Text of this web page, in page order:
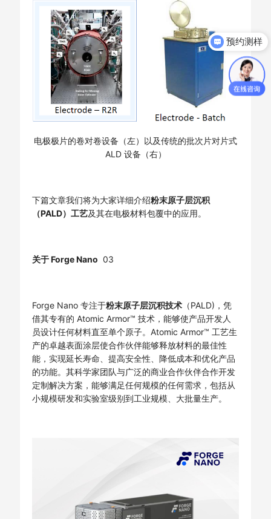
电极极片的卷对卷设备（左）以及传统的批次片对片式
ALD 设备（右）
下篇文章我们将为大家详细介绍粉末原子层沉积
（PALD）工艺及其在电极材料包覆中的应用。
关于 Forge Nano 03
Forge Nano 专注于粉末原子层沉积技术（PALD)，凭
借其专有的 Atomic Armor™ 技术，能够使产品开发人
员设计任何材料直至单个原子。Atomic Armor™ 工艺生
产的卓越表面涂层使合作伙伴能够释放材料的最佳性
能，实现延长寿命、提高安全性、降低成本和优化产品
的功能。其科学家团队与广泛的商业合作伙伴合作开发
定制解决方案，能够满足任何规模的任何需求，包括从
小规模研发和实验室级别到工业规模、大批量生产。
预约测样
获取产品资料